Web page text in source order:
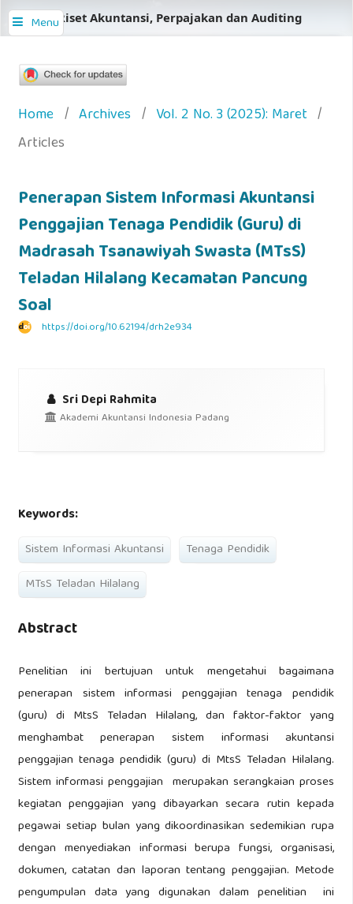
Menu
Jurnal Riset Akuntansi, Perpajakan dan Auditing
Home / Archives / Vol. 2 No. 3 (2025): Maret /
Articles
Penerapan Sistem Informasi Akuntansi
Penggajian Tenaga Pendidik (Guru) di
Madrasah Tsanawiyah Swasta (MTsS)
Teladan Hilalang Kecamatan Pancung
Soal
https://doi.org/10.62194/drh2e934
Sri Depi Rahmita
Akademi Akuntansi Indonesia Padang
Keywords:
Sistem Informasi Akuntansi
Tenaga Pendidik
MTsS Teladan Hilalang
Abstract
Penelitian ini bertujuan untuk mengetahui bagaimana
penerapan sistem informasi penggajian tenaga pendidik
(guru) di MtsS Teladan Hilalang, dan faktor-faktor yang
menghambat penerapan sistem informasi akuntansi
penggajian tenaga pendidik (guru) di MtsS Teladan Hilalang.
Sistem informasi penggajian merupakan serangkaian proses
kegiatan penggajian yang dibayarkan secara rutin kepada
pegawai setiap bulan yang dikoordinasikan sedemikian rupa
dengan menyediakan informasi berupa fungsi, organisasi,
dokumen, catatan dan laporan tentang penggajian. Metode
pengumpulan data yang digunakan dalam penelitian ini